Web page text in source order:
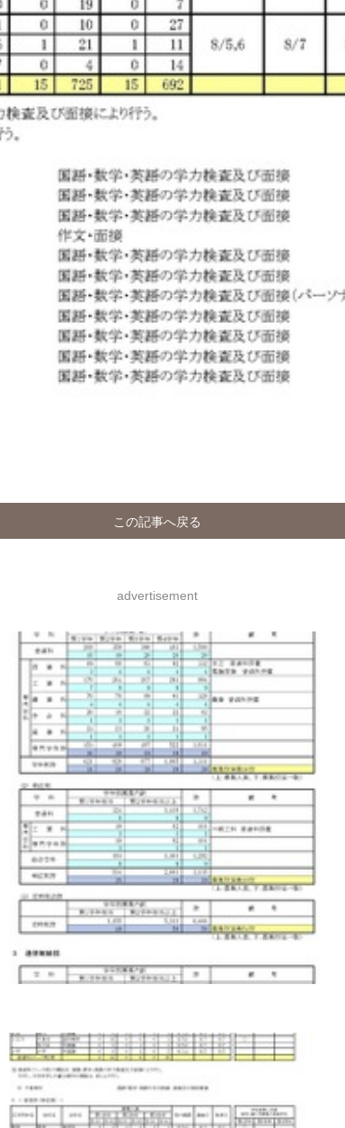
この記事へ戻る
advertisement